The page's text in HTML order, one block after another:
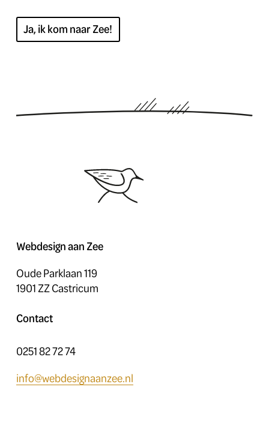
Ja, ik kom naar Zee!
Webdesign aan Zee
Oude Parklaan 119
1901 ZZ Castricum
Contact
0251 82 72 74
info@webdesignaanzee.nl